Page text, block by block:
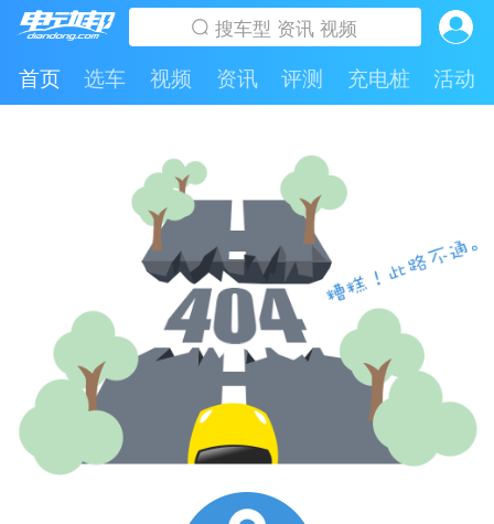
首页 选车 视频 资讯 评测 充电桩 活动